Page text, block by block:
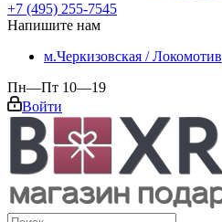
+7 (495) 255-7545
Напишите нам
м.Черкизовская / Локомотив
Пн—Пт 10—19
Войти